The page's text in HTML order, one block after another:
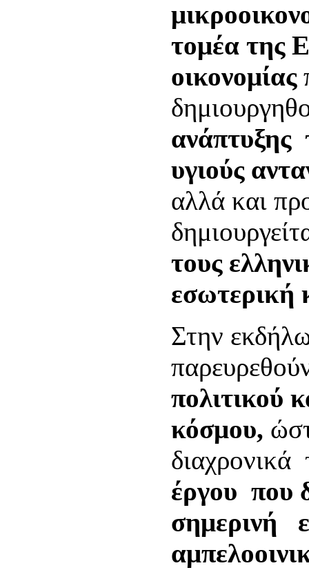
τομέα της
οικονομίας
υγιούς
αλλά και
τους
εσωτερική
Στην
πολιτικού
κόσμου,
διαχρονικά
έργου που
σημερινή